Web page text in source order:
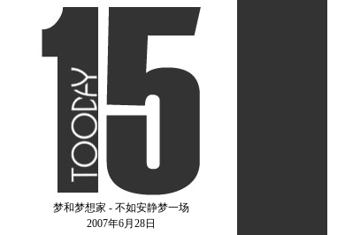
梦和梦想家 - 不如安静梦一场
2007年6月28日